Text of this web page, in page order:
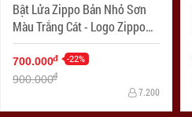
Bật Lửa Zippo Bản Nhỏ Sơn
Màu Trắng Cát - Logo Zippo
SKU 1627ZL- Zippo Slim®
Green Matte Zippo Logo
700.000đ -22%
900.000đ
7.200